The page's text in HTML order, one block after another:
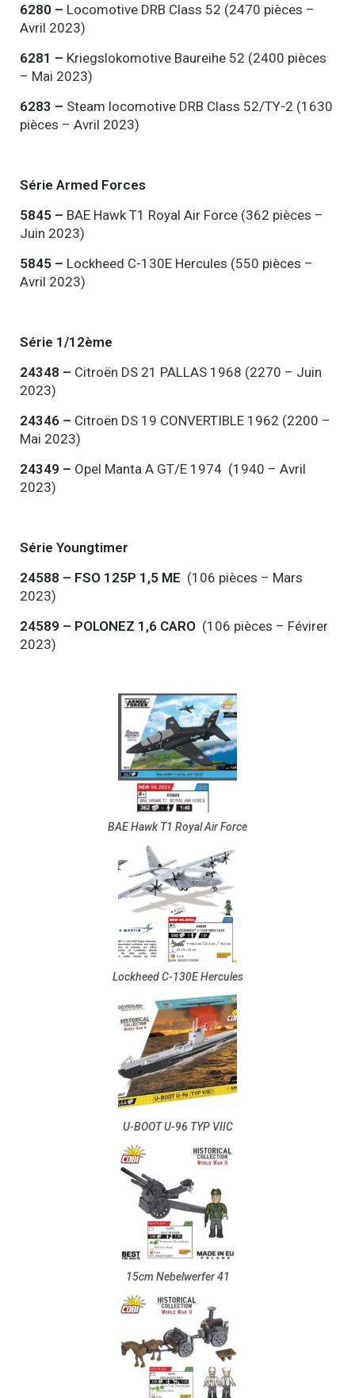
6280 – Locomotive DRB Class 52 (2470 pièces –
Avril 2023)
6281 – Kriegslokomotive Baureihe 52 (2400 pièces
– Mai 2023)
6283 – Steam locomotive DRB Class 52/TY-2 (1630
pièces – Avril 2023)
Série Armed Forces
5845 – BAE Hawk T1 Royal Air Force (362 pièces –
Juin 2023)
5845 – Lockheed C-130E Hercules (550 pièces –
Avril 2023)
Série 1/12ème
24348 – Citroën DS 21 PALLAS 1968 (2270 – Juin
2023)
24346 – Citroën DS 19 CONVERTIBLE 1962 (2200 –
Mai 2023)
24349 – Opel Manta A GT/E 1974 (1940 – Avril
2023)
Série Youngtimer
24588 – FSO 125P 1,5 ME (106 pièces – Mars
2023)
24589 – POLONEZ 1,6 CARO (106 pièces – Févirer
2023)
BAE Hawk T1 Royal Air Force
Lockheed C-130E Hercules
U-BOOT U-96 TYP VIIC
15cm Nebelwerfer 41